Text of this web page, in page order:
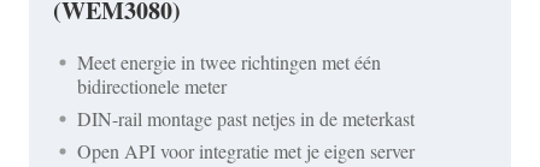
(WEM3080)
Meet energie in twee richtingen met één
bidirectionele meter
DIN-rail montage past netjes in de meterkast
Open API voor integratie met je eigen server